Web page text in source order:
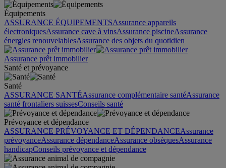
Équipements
ASSURANCE ÉQUIPEMENTSAssurance appareils
électroniquesAssurance cave à vinsAssurance piscineAssurance
énergies renouvelablesAssurance des objets du quotidien
Assurance prêt immobilier
Santé et prévoyance
Santé
ASSURANCE SANTÉAssurance complémentaire santéAssurance
santé frontaliers suissesConseils santé
Prévoyance et dépendance
ASSURANCE PRÉVOYANCE ET DÉPENDANCEAssurance
prévoyanceAssurance dépendanceAssurance obsèquesAssurance
handicapConseils prévoyance et dépendance